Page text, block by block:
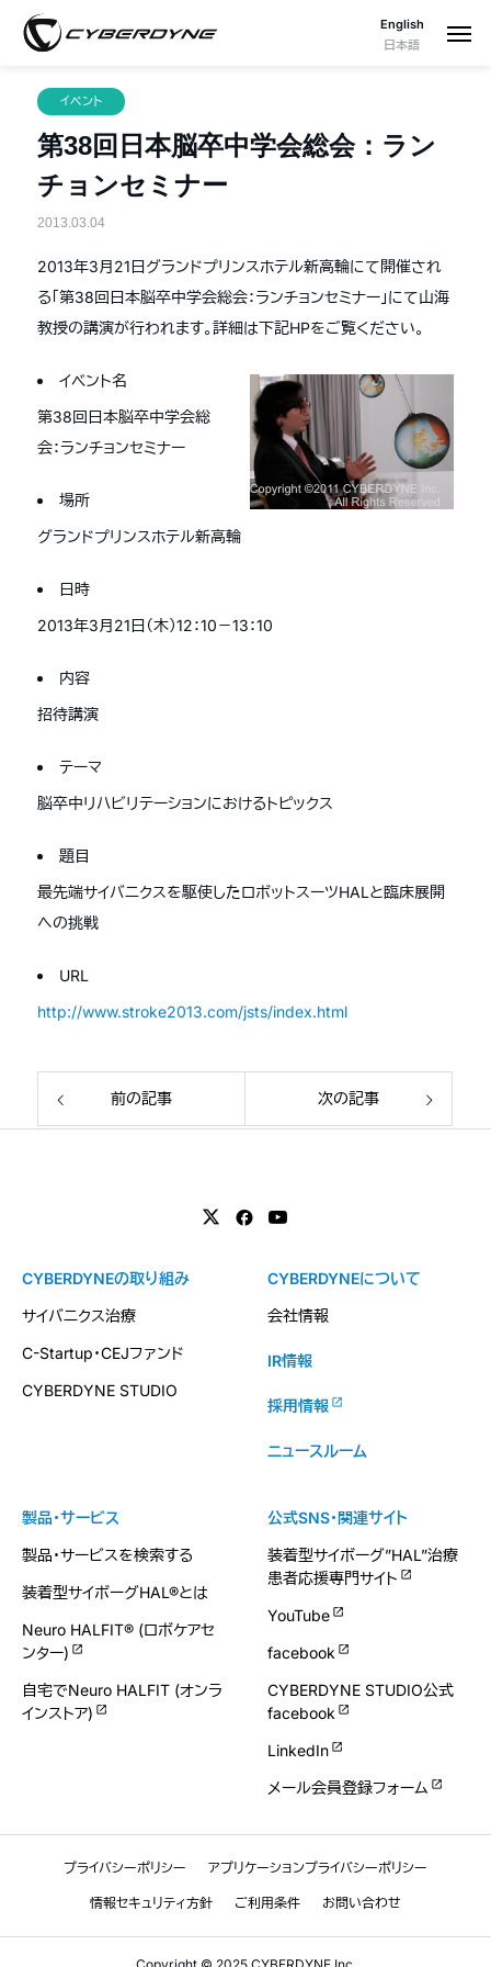
English
日本語
イベント
第38回日本脳卒中学会総会：ラン
チョンセミナー
2013.03.04
2013年3月21日グランドプリンスホテル新高輪にて開催され
る「第38回日本脳卒中学会総会：ランチョンセミナー」にて山海
教授の講演が行われます。詳細は下記HPをご覧ください。
イベント名
第38回日本脳卒中学会総
会：ランチョンセミナー
場所
グランドプリンスホテル新高輪
日時
2013年3月21日（木）12：10－13：10
内容
招待講演
テーマ
脳卒中リハビリテーションにおけるトピックス
題目
最先端サイバニクスを駆使したロボットスーツHALと臨床展開
への挑戦
URL
http://www.stroke2013.com/jsts/index.html
前の記事 次の記事
製品・サービス
製品・サービスを検索する
装着型サイボーグHAL®とは
Neuro HALFIT® (ロボケアセ
ンター)
自宅でNeuro HALFIT (オンラ
インストア)
CYBERDYNEの取り組み
サイバニクス治療
C-Startup・CEJファンド
CYBERDYNE STUDIO
CYBERDYNEについて
会社情報
IR情報
採用情報
ニュースルーム
公式SNS・関連サイト
装着型サイボーグ”HAL”治療
患者応援専門サイト
YouTube
facebook
CYBERDYNE STUDIO公式
facebook
LinkedIn
メール会員登録フォーム
プライバシーポリシー アプリケーションプライバシーポリシー
情報セキュリティ方針 ご利用条件 お問い合わせ